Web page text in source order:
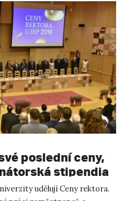
poslední ceny,
stipendia
udělují Ceny rektora.